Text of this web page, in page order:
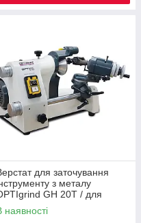
для заточування
з металу
GH 20T / для
фрез, свердел,
наявності